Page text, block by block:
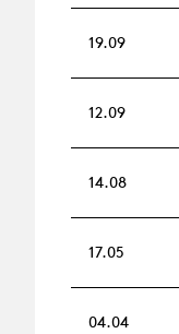
19.09
12.09
14.08
17.05
04.04